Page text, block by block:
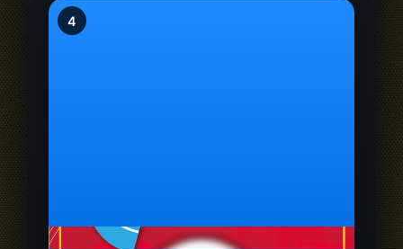
4
alt="Дондуп Белек Анатольевич">